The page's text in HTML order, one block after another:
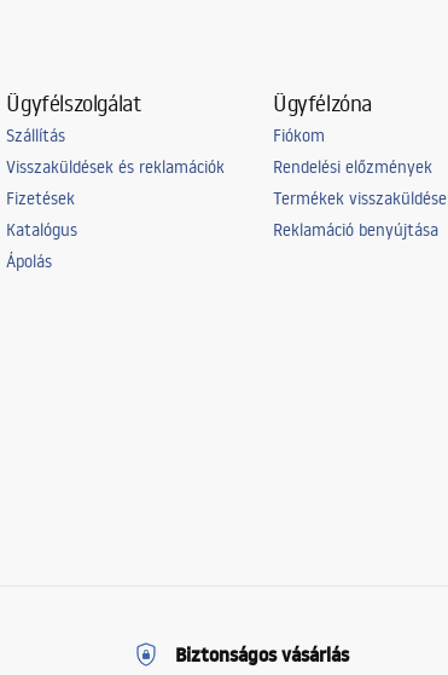
Ügyfélszolgálat
Szállítás
Visszaküldések és reklamációk
Fizetések
Katalógus
Ápolás
Ügyfélzóna
Fiókom
Rendelési előzmények
Termékek visszaküldése
Reklamáció benyújtása
Biztonságos vásárlás